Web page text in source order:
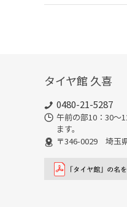
タイヤ館 久喜
0480-21-5287
午前の部10：30～
ます。
〒346-0029 埼玉